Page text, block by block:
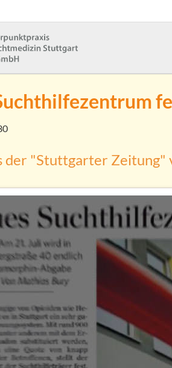
der "Stuttgarter Zeitung"